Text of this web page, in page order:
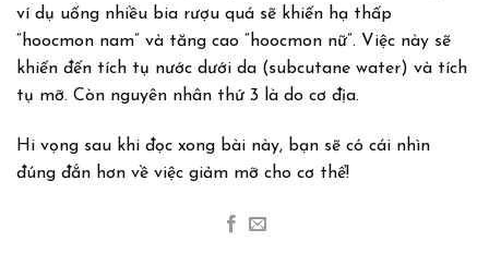
ví dụ uống nhiều bia rượu quá sẽ khiến hạ thấp
“hoocmon nam” và tăng cao “hoocmon nữ”. Việc này sẽ
khiến đến tích tụ nước dưới da (subcutane water) và tích
tụ mỡ. Còn nguyên nhân thứ 3 là do cơ địa.
Hi vọng sau khi đọc xong bài này, bạn sẽ có cái nhìn
đúng đắn hơn về việc giảm mỡ cho cơ thể!